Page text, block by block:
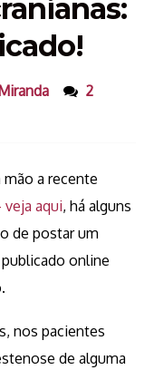
2
a recente
veja aqui, há alguns
de postar um
online
nos pacientes
de alguma